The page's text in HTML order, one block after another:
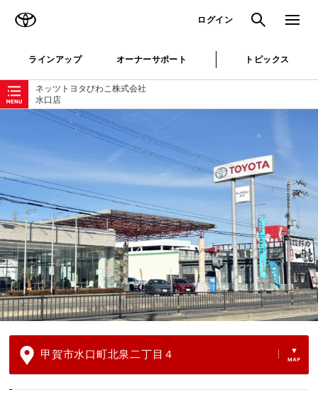
ログイン 検索 メニュ
ラインアップ オーナーサポート トピックス
ネッツトヨタびわこ株式会社
水口店
ローカルナビゲーション
甲賀市水口町北泉二丁目４